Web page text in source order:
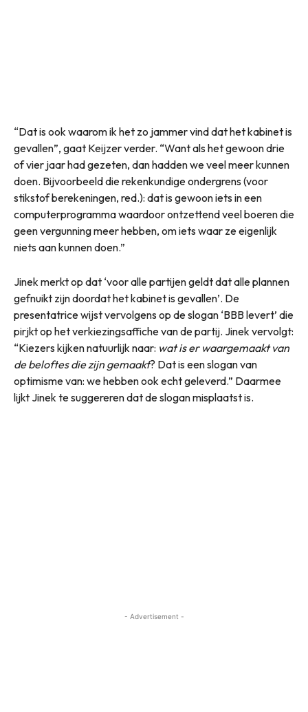
“Dat is ook waarom ik het zo jammer vind dat het kabinet is
gevallen”, gaat Keijzer verder. “Want als het gewoon drie
of vier jaar had gezeten, dan hadden we veel meer kunnen
doen. Bijvoorbeeld die rekenkundige ondergrens (voor
stikstof berekeningen, red.): dat is gewoon iets in een
computerprogramma waardoor ontzettend veel boeren die
geen vergunning meer hebben, om iets waar ze eigenlijk
niets aan kunnen doen.”
Jinek merkt op dat ‘voor alle partijen geldt dat alle plannen
gefnuikt zijn doordat het kabinet is gevallen’. De
presentatrice wijst vervolgens op de slogan ‘BBB levert’ die
pirjkt op het verkiezingsaffiche van de partij. Jinek vervolgt:
“Kiezers kijken natuurlijk naar: wat is er waargemaakt van
de beloftes die zijn gemaakt? Dat is een slogan van
optimisme van: we hebben ook echt geleverd.” Daarmee
lijkt Jinek te suggereren dat de slogan misplaatst is.
- Advertisement -